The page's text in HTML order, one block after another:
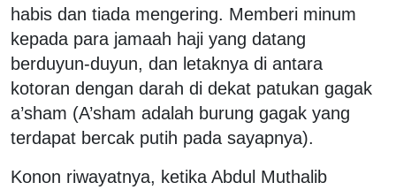
habis dan tiada mengering. Memberi minum
kepada para jamaah haji yang datang
berduyun-duyun, dan letaknya di antara
kotoran dengan darah di dekat patukan gagak
a’sham (A’sham adalah burung gagak yang
terdapat bercak putih pada sayapnya).
Konon riwayatnya, ketika Abdul Muthalib